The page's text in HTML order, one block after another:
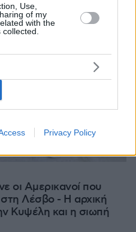
Use,
of my
with the
Privacy Policy
οι Αμερικανοί που
Λέσβο - Η αρχική
Κυψέλη και η σιωπή